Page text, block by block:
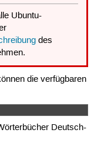
Ubuntu-
des
die verfügbaren
Deutsch-